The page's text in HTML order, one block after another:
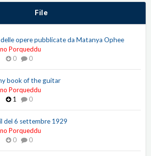
File
opere pubblicate da Matanya Ophee
Porqueddu
0
0
book of the guitar
Porqueddu
1
0
del 6 settembre 1929
Porqueddu
0
0